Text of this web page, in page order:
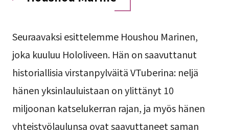
Seuraavaksi esittelemme Houshou Marinen,
joka kuuluu Hololiveen. Hän on saavuttanut
historiallisia virstanpylväitä VTuberina: neljä
hänen yksinlauluistaan on ylittänyt 10
miljoonan katselukerran rajan, ja myös hänen
yhteistyölaulunsa ovat saavuttaneet saman